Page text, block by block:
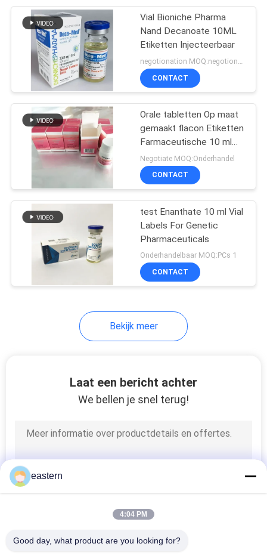
Farmaceutische
verpakkende doos
19
Het Etiket van de
geneeskundefles
De Doos van de
kleine glasflesjes
Vial Bioniche Pharma
Nand Decanoate 10ML
Etiketten Injecteerbaar
CONTACT
Orale tabletten Op maat
gemaakt flacon Etiketten
Farmaceutische 10 ml
flacon
Negotiate MOQ:Onderhandel
CONTACT
test Enanthate 10 ml Vial
Labels For Genetic
Pharmaceuticals
Onderhandelbaar MOQ:PCs 1
CONTACT
Bekijk meer
Laat een bericht achter
We bellen je snel terug!
eastern
4:04 PM
Good day, what product are you looking for?